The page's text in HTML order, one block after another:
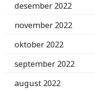
desember 2022
november 2022
oktober 2022
september 2022
august 2022